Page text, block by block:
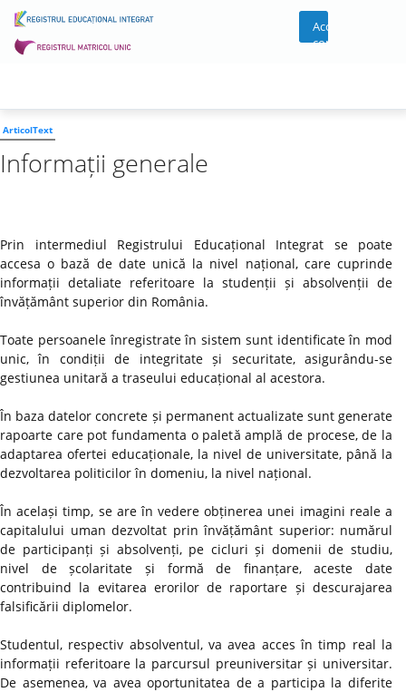
Acces
cont
ArticolText
Informații generale
Prin intermediul Registrului Educațional Integrat se poate
accesa o bază de date unică la nivel național, care cuprinde
informații detaliate referitoare la studenții și absolvenții de
învățământ superior din România.
Toate persoanele înregistrate în sistem sunt identificate în mod
unic, în condiții de integritate și securitate, asigurându-se
gestiunea unitară a traseului educațional al acestora.
În baza datelor concrete și permanent actualizate sunt generate
rapoarte care pot fundamenta o paletă amplă de procese, de la
adaptarea ofertei educaționale, la nivel de universitate, până la
dezvoltarea politicilor în domeniu, la nivel național.
În același timp, se are în vedere obținerea unei imagini reale a
capitalului uman dezvoltat prin învățământ superior: numărul
de participanți și absolvenți, pe cicluri și domenii de studiu,
nivel de școlaritate și formă de finanțare, aceste date
contribuind la evitarea erorilor de raportare și descurajarea
falsificării diplomelor.
Studentul, respectiv absolventul, va avea acces în timp real la
informații referitoare la parcursul preuniversitar și universitar.
De asemenea, va avea oportunitatea de a participa la diferite